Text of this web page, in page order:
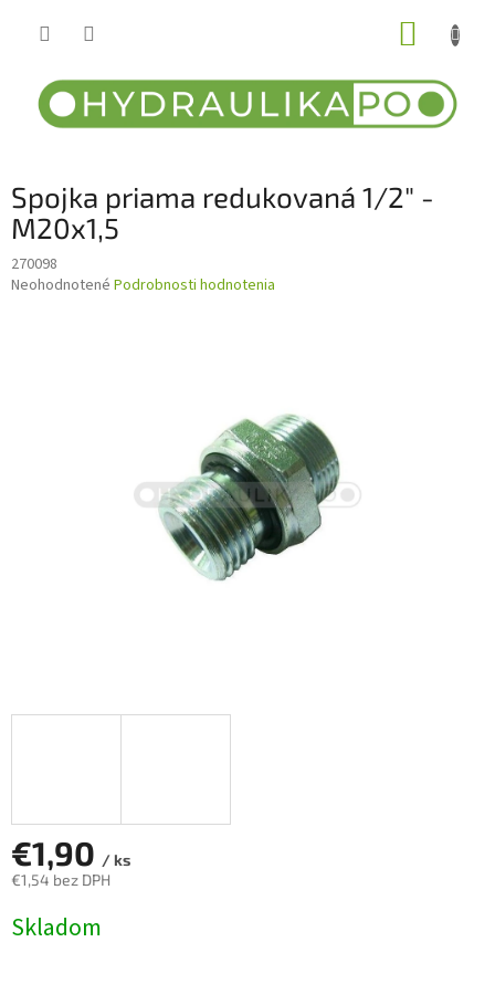
Spojka priama redukovaná 1/2" -
M20x1,5
270098
Priemerné
Neohodnotené Podrobnosti hodnotenia
€1,90 / ks
€1,54 bez DPH
cena:
Skladom